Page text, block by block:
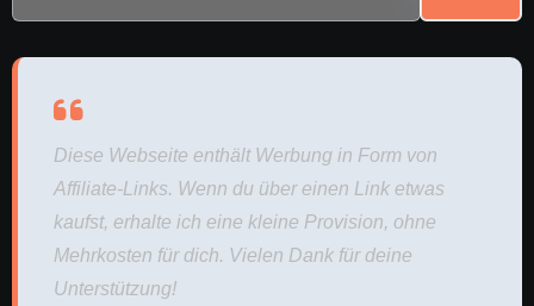
Diese Webseite enthält Werbung in Form von
Affiliate-Links. Wenn du über einen Link etwas
kaufst, erhalte ich eine kleine Provision, ohne
Mehrkosten für dich. Vielen Dank für deine
Unterstützung!